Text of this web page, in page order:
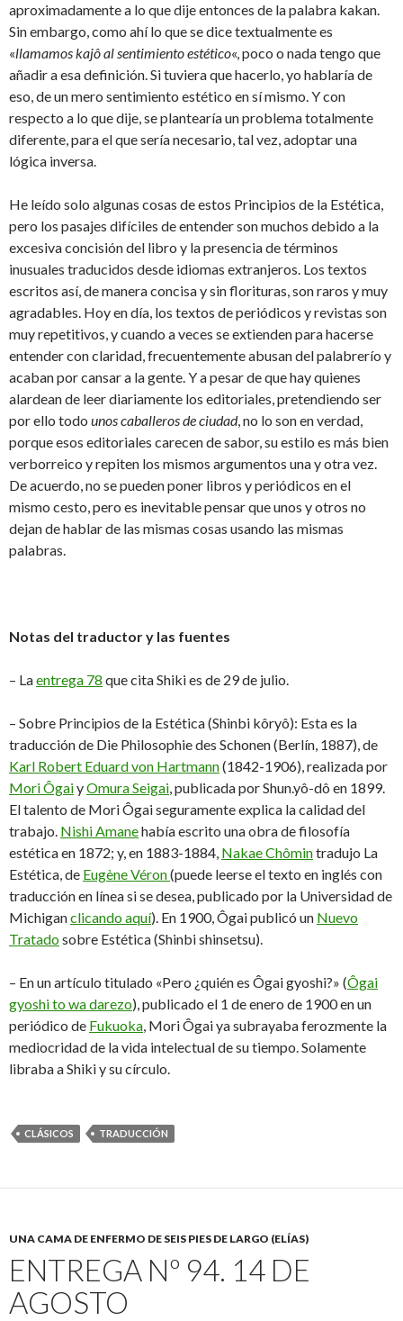
aproximadamente a lo que dije entonces de la palabra kakan.
Sin embargo, como ahí lo que se dice textualmente es
«llamamos kajô al sentimiento estético«, poco o nada tengo que
añadir a esa definición. Si tuviera que hacerlo, yo hablaría de
eso, de un mero sentimiento estético en sí mismo. Y con
respecto a lo que dije, se plantearía un problema totalmente
diferente, para el que sería necesario, tal vez, adoptar una
lógica inversa.
He leído solo algunas cosas de estos Principios de la Estética,
pero los pasajes difíciles de entender son muchos debido a la
excesiva concisión del libro y la presencia de términos
inusuales traducidos desde idiomas extranjeros. Los textos
escritos así, de manera concisa y sin florituras, son raros y muy
agradables. Hoy en día, los textos de periódicos y revistas son
muy repetitivos, y cuando a veces se extienden para hacerse
entender con claridad, frecuentemente abusan del palabrerío y
acaban por cansar a la gente. Y a pesar de que hay quienes
alardean de leer diariamente los editoriales, pretendiendo ser
por ello todo unos caballeros de ciudad, no lo son en verdad,
porque esos editoriales carecen de sabor, su estilo es más bien
verborreico y repiten los mismos argumentos una y otra vez.
De acuerdo, no se pueden poner libros y periódicos en el
mismo cesto, pero es inevitable pensar que unos y otros no
dejan de hablar de las mismas cosas usando las mismas
palabras.
Notas del traductor y las fuentes
– Laentrega 78 que cita Shiki es de 29 de julio.
– Sobre Principios de la Estética (Shinbi kôryô): Esta es la
traducción de Die Philosophie des Schonen (Berlín, 1887), de
Karl Robert Eduard von Hartmann(1842-1906), realizada por
Mori ÔgaiyOmura Seigai, publicada por Shun.yô-dô en 1899.
El talento de Mori Ôgai seguramente explica la calidad del
trabajo. Nishi Amanehabía escrito una obra de filosofía
estética en 1872; y, en 1883-1884, Nakae Chômintradujo La
Estética, de Eugène Véron(puede leerse el texto en inglés con
traducción en línea si se desea, publicado por la Universidad de
Michiganclicando aquí). En 1900, Ôgai publicó un Nuevo
Tratadosobre Estética (Shinbi shinsetsu).
– En un artículo titulado «Pero ¿quién es Ôgai gyoshi?» (Ôgai
gyoshi to wa darezo), publicado el 1 de enero de 1900 en un
periódico de Fukuoka, Mori Ôgai ya subrayaba ferozmente la
mediocridad de la vida intelectual de su tiempo. Solamente
libraba a Shiki y su círculo.
CLÁSICOS TRADUCCIÓN
UNA CAMA DE ENFERMO DE SEIS PIES DE LARGO (ELÍAS)
ENTREGA Nº 94. 14 DE
AGOSTO